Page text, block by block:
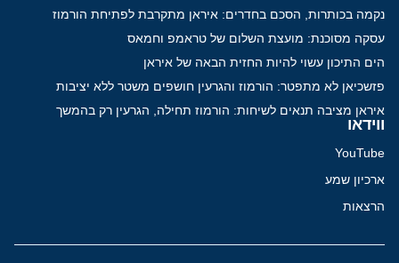
נקמה בכותרות, הסכם בחדרים: איראן מתקרבת לפתיחת הורמוז
עסקה מסוכנת: מועצת השלום של טראמפ וחמאס
הים התיכון עשוי להיות החזית הבאה של איראן
פזשכיאן לא מתפטר: הורמוז והגרעין חושפים משטר ללא יציבות
איראן מציבה תנאים לשיחות: הורמוז תחילה, הגרעין רק בהמשך
ווידאו
YouTube
ארכיון שמע
הרצאות